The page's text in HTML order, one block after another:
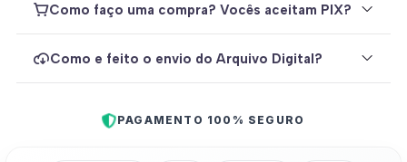
Como faço uma compra? Vocês aceitam PIX?
Como e feito o envio do Arquivo Digital?
PAGAMENTO 100% SEGURO